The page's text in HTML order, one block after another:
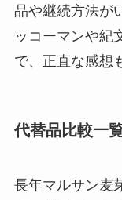
品や継続方法が
ッコーマンや紀
で、正直な感想
代替品比較一
長年マルサン麦